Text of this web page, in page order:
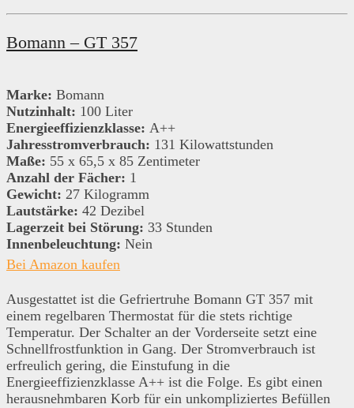
Bomann – GT 357
Marke: Bomann
Nutzinhalt: 100 Liter
Energieeffizienzklasse: A++
Jahresstromverbrauch: 131 Kilowattstunden
Maße: 55 x 65,5 x 85 Zentimeter
Anzahl der Fächer: 1
Gewicht: 27 Kilogramm
Lautstärke: 42 Dezibel
Lagerzeit bei Störung: 33 Stunden
Innenbeleuchtung: Nein
Bei Amazon kaufen
Ausgestattet ist die Gefriertruhe Bomann GT 357 mit
einem regelbaren Thermostat für die stets richtige
Temperatur. Der Schalter an der Vorderseite setzt eine
Schnellfrostfunktion in Gang. Der Stromverbrauch ist
erfreulich gering, die Einstufung in die
Energieeffizienzklasse A++ ist die Folge. Es gibt einen
herausnehmbaren Korb für ein unkompliziertes Befüllen